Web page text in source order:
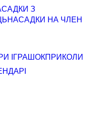
З
НАСАДКИ НА ЧЛЕН
ІГРАШОКПРИКОЛИ